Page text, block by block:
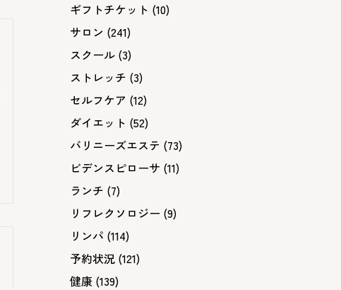
ギフトチケット (10)
サロン (241)
スクール (3)
ストレッチ (3)
セルフケア (12)
ダイエット (52)
バリニーズエステ (73)
ビデンスピローサ (11)
ランチ (7)
リフレクソロジー (9)
リンパ (114)
予約状況 (121)
健康 (139)